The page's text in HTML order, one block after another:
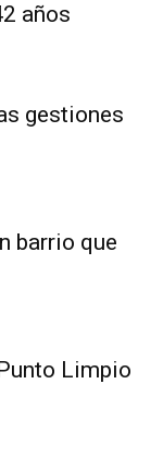
años
gestiones
barrio que
Limpio